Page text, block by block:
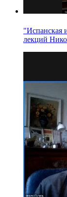
"Испанская
лекций